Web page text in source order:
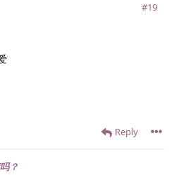
#19
Reply
？